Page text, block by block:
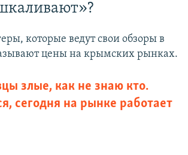
которые ведут свои обзоры в
цены на крымских рынках.
злые, как не знаю кто.
сегодня на рынке работает